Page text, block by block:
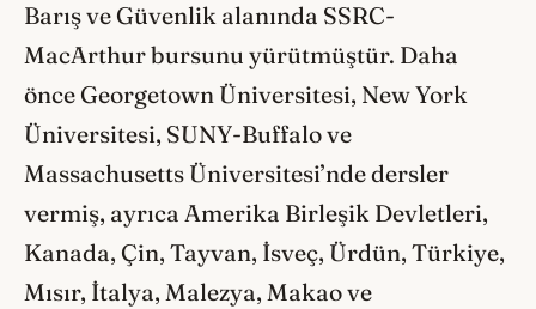
Barış ve Güvenlik alanında SSRC-
MacArthur bursunu yürütmüştür. Daha
önce Georgetown Üniversitesi, New York
Üniversitesi, SUNY-Buffalo ve
Massachusetts Üniversitesi’nde dersler
vermiş, ayrıca Amerika Birleşik Devletleri,
Kanada, Çin, Tayvan, İsveç, Ürdün, Türkiye,
Mısır, İtalya, Malezya, Makao ve